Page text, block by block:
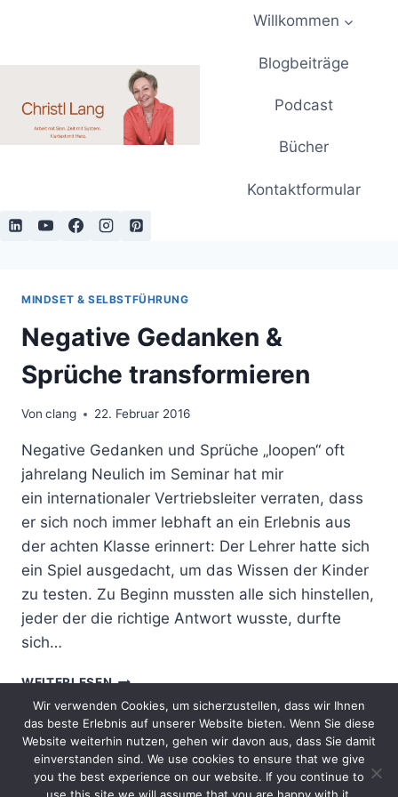
Willkommen
Blogbeiträge
Podcast
Bücher
Kontaktformular
MINDSET & SELBSTFÜHRUNG
Negative Gedanken &
Sprüche transformieren
Von clang 22. Februar 2016
Negative Gedanken und Sprüche „loopen“ oft
jahrelang Neulich im Seminar hat mir
ein internationaler Vertriebsleiter verraten, dass
er sich noch immer lebhaft an ein Erlebnis aus
der achten Klasse erinnert: Der Lehrer hatte sich
ein Spiel ausgedacht, um das Wissen der Kinder
zu testen. Zu Beginn mussten alle sich hinstellen,
jeder der die richtige Antwort wusste, durfte
sich…
WEITERLESEN NEGATIVE
&
SPRÜCHE
TRANSFORMIEREN
Impressum Datenschutzerklärung
Wir verwenden Cookies, um sicherzustellen, dass wir Ihnen
das beste Erlebnis auf unserer Website bieten. Wenn Sie diese
Website weiterhin nutzen, gehen wir davon aus, dass Sie damit
einverstanden sind. We use cookies to ensure that we give
you the best experience on our website. If you continue to
use this site we will assume that you are happy with it.